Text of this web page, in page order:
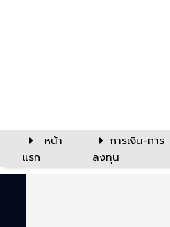
หน้า
แรก
การเงิน-การ
ลงทุน